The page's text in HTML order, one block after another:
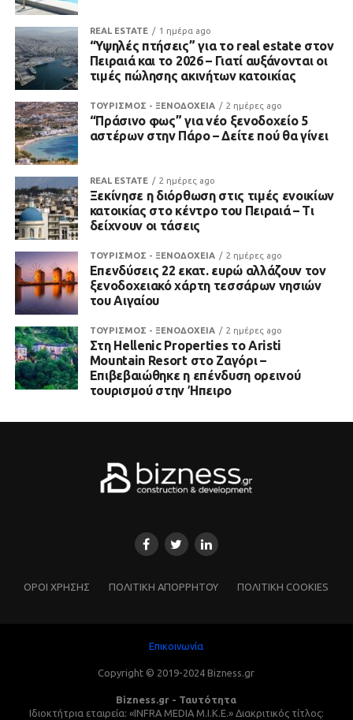
REAL ESTATE 1 ημέρα ago
“Υψηλές πτήσεις” για το real estate στον
Πειραιά και το 2026 – Γιατί αυξάνονται οι
τιμές πώλησης ακινήτων κατοικίας
ΤΟΥΡΙΣΜΟΣ - ΞΕΝΟΔΟΧΕΙΑ 2 ημέρες ago
“Πράσινο φως” για νέο ξενοδοχείο 5
αστέρων στην Πάρο – Δείτε πού θα γίνει
REAL ESTATE 2 ημέρες ago
Ξεκίνησε η διόρθωση στις τιμές ενοικίων
κατοικίας στο κέντρο του Πειραιά – Τι
δείχνουν οι τάσεις
ΤΟΥΡΙΣΜΟΣ - ΞΕΝΟΔΟΧΕΙΑ 2 ημέρες ago
Επενδύσεις 22 εκατ. ευρώ αλλάζουν τον
ξενοδοχειακό χάρτη τεσσάρων νησιών
του Αιγαίου
ΤΟΥΡΙΣΜΟΣ - ΞΕΝΟΔΟΧΕΙΑ 2 ημέρες ago
Στη Hellenic Properties το Aristi
Mountain Resort στο Ζαγόρι –
Επιβεβαιώθηκε η επένδυση ορεινού
τουρισμού στην Ήπειρο
ΌΡΟΙ ΧΡΗΣΗΣ ΠΟΛΙΤΙΚΗ ΑΠΟΡΡΗΤΟΥ ΠΟΛΙΤΙΚΗ COOKIES
Επικοινωνία
Copyright © 2019-2024 Bizness.gr
Bizness.gr - Ταυτότητα
Ιδιοκτήτρια εταιρεία: «INFRA MEDIA M.I.K.E.» Διακριτικός τίτλος: